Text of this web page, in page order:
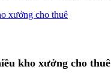
kho xưởng cho thuê